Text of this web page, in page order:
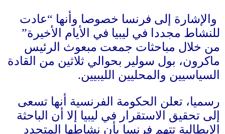
والإشارة إلى فرنسا خصوصا وأنها “عادت
للنشاط مجددا في ليبيا في الأيام الأخيرة”
من خلال مباحثات جمعت مبعوث الرئيس
ماكرون، بول سولير بحوالي ثلاثين من القادة
السياسيين والمحليين الليبيين.
رسميا، تعلن الحكومة الفرنسية أنها تسعى
إلى تحقيق الاستقرار في ليبيا إلا أن الباحثة
الإيطالية تتهم فرنسا بأن نشاطها المتجدد